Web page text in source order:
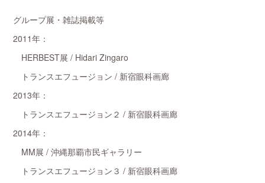
グループ展・雑誌掲載等
2011年：
HERBEST展 / Hidari Zingaro
トランスエフュージョン / 新宿眼科画廊
2013年：
トランスエフュージョン２ / 新宿眼科画廊
2014年：
MM展 / 沖縄那覇市民ギャラリー
トランスエフュージョン３ / 新宿眼科画廊